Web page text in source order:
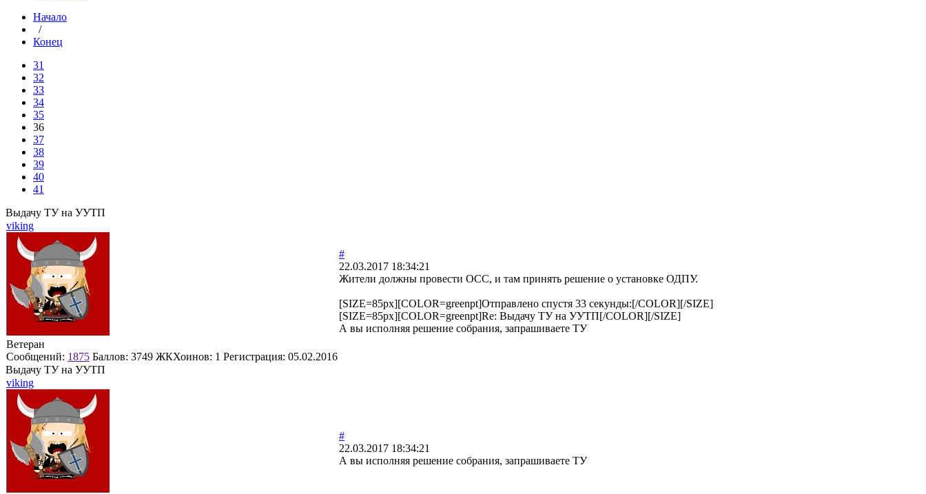
Начало
/
Конец
31
32
33
34
35
36
37
38
39
40
41
Выдачу ТУ на УУТП
viking
Ветеран
Сообщений: 1875 Баллов: 3749 ЖКХоинов: 1 Регистрация: 05.02.2016
#
22.03.2017 18:34:21
Жители должны провести ОСС, и там принять решение о установке ОДПУ.
[SIZE=85px][COLOR=greenpt]Отправлено спустя 33 секунды:[/COLOR][/SIZE]
[SIZE=85px][COLOR=greenpt]Re: Выдачу ТУ на УУТП[/COLOR][/SIZE]
А вы исполняя решение собрания, запрашиваете ТУ
Выдачу ТУ на УУТП
viking
#
22.03.2017 18:34:21
А вы исполняя решение собрания, запрашиваете ТУ